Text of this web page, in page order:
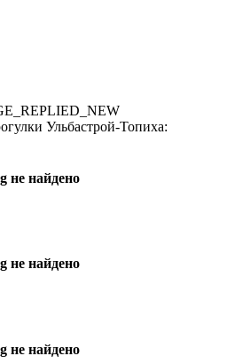
Ульбастрой-Топиха:
не найдено
не найдено
не найдено